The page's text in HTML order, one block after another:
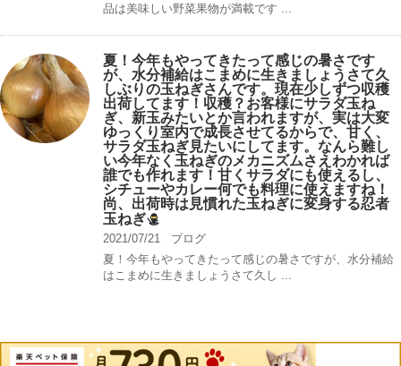
品は美味しい野菜果物が満載です ...
夏！今年もやってきたって感じの暑さです
が、水分補給はこまめに生きましょうさて久
しぶりの玉ねぎさんです。現在少しずつ収穫
出荷してます！収穫？お客様にサラダ玉ね
ぎ、新玉みたいとか言われますが、実は大変
ゆっくり室内で成長させてるからで、甘く、
サラダ玉ねぎ見たいにしてます。なんら難し
い今年なく玉ねぎのメカニズムさえわかれば
誰でも作れます！甘くサラダにも使えるし、
シチューやカレー何でも料理に使えますね！
尚、出荷時は見慣れた玉ねぎに変身する忍者
玉ねぎ
2021/07/21
ブログ
夏！今年もやってきたって感じの暑さですが、水分補給
はこまめに生きましょうさて久し ...